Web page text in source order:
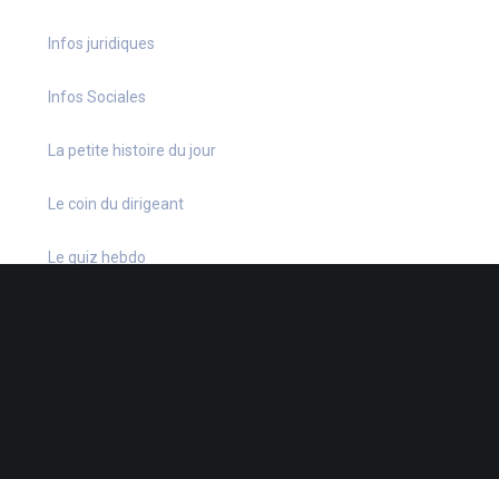
Infos juridiques
Infos Sociales
La petite histoire du jour
Le coin du dirigeant
Le quiz hebdo